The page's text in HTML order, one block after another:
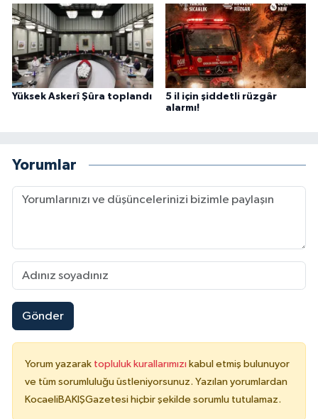
Yüksek Askerî Şûra toplandı
5 il için şiddetli rüzgâr
alarmı!
Yorumlar
Gönder
Yorum yazarak topluluk kurallarımızı kabul etmiş bulunuyor
ve tüm sorumluluğu üstleniyorsunuz. Yazılan yorumlardan
KocaeliBAKIŞGazetesi hiçbir şekilde sorumlu tutulamaz.